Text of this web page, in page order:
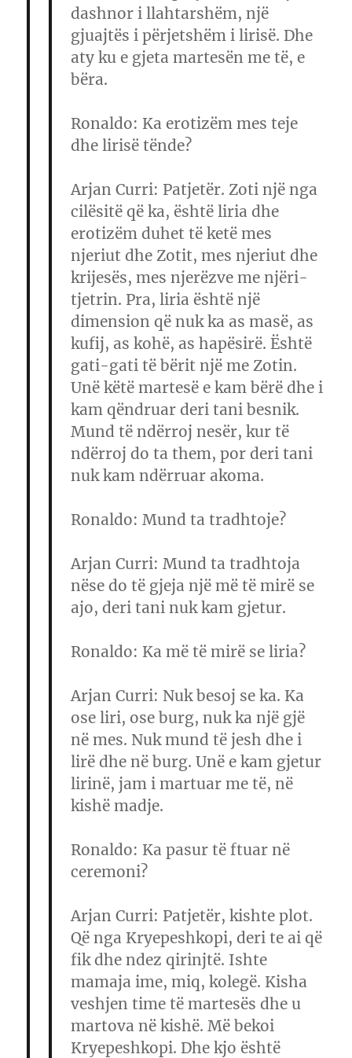
dashnor i llahtarshëm, një
gjuajtës i përjetshëm i lirisë. Dhe
aty ku e gjeta martesën me të, e
bëra.
Ronaldo: Ka erotizëm mes teje
dhe lirisë tënde?
Arjan Curri: Patjetër. Zoti një nga
cilësitë që ka, është liria dhe
erotizëm duhet të ketë mes
njeriut dhe Zotit, mes njeriut dhe
krijesës, mes njerëzve me njëri-
tjetrin. Pra, liria është një
dimension që nuk ka as masë, as
kufij, as kohë, as hapësirë. Është
gati-gati të bërit një me Zotin.
Unë këtë martesë e kam bërë dhe i
kam qëndruar deri tani besnik.
Mund të ndërroj nesër, kur të
ndërroj do ta them, por deri tani
nuk kam ndërruar akoma.
Ronaldo: Mund ta tradhtoje?
Arjan Curri: Mund ta tradhtoja
nëse do të gjeja një më të mirë se
ajo, deri tani nuk kam gjetur.
Ronaldo: Ka më të mirë se liria?
Arjan Curri: Nuk besoj se ka. Ka
ose liri, ose burg, nuk ka një gjë
në mes. Nuk mund të jesh dhe i
lirë dhe në burg. Unë e kam gjetur
lirinë, jam i martuar me të, në
kishë madje.
Ronaldo: Ka pasur të ftuar në
ceremoni?
Arjan Curri: Patjetër, kishte plot.
Që nga Kryepeshkopi, deri te ai që
fik dhe ndez qirinjtë. Ishte
mamaja ime, miq, kolegë. Kisha
veshjen time të martesës dhe u
martova në kishë. Më bekoi
Kryepeshkopi. Dhe kjo është